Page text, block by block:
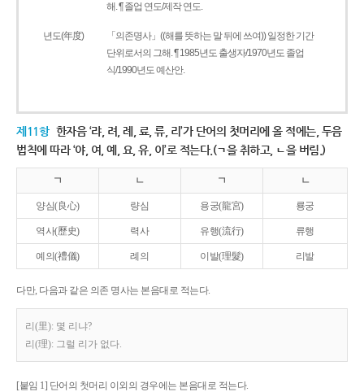
해. ¶ 졸업 연도/제작 연도.
년도(年度)
「의존명사」((해를 뜻하는 말 뒤에 쓰여)) 일정한 기간
단위로서의 그해. ¶ 1985년도 출생자/1970년도 졸업
식/1990년도 예산안.
제11항 한자음 ‘랴, 려, 례, 료, 류, 리’가 단어의 첫머리에 올 적에는, 두음
법칙에 따라 ‘야, 여, 예, 요, 유, 이’로 적는다.(ㄱ을 취하고, ㄴ을 버림.)
ㄱ ㄴ ㄱ ㄴ
양심(良心) 량심 용궁(龍宮) 룡궁
역사(歷史) 력사 유행(流行) 류행
예의(禮儀) 례의 이발(理髮) 리발
다만, 다음과 같은 의존 명사는 본음대로 적는다.
리(里): 몇 리냐?
리(理): 그럴 리가 없다.
[붙임 1] 단어의 첫머리 이외의 경우에는 본음대로 적는다.